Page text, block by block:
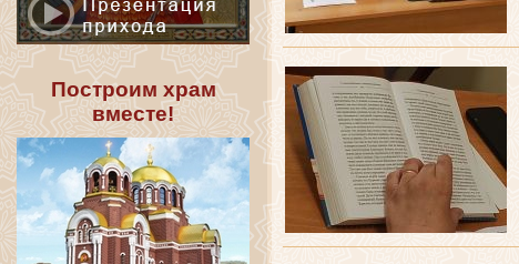
Построим храм
вместе!